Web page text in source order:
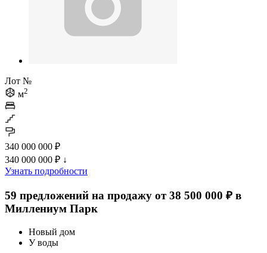
Лот №
м2
340 000 000 ₽
340 000 000 ₽ ↓
Узнать подробности
59 предложений на продажу от 38 500 000 ₽ в
Миллениум Парк
Новый дом
У воды